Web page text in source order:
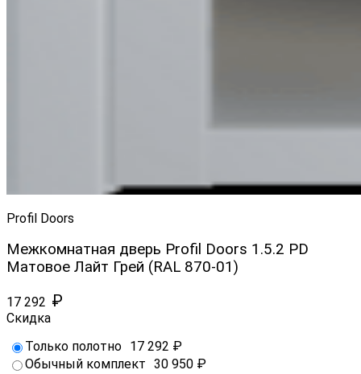
Profil Doors
Межкомнатная дверь Profil Doors 1.5.2 PD
Матовое Лайт Грей (RAL 870-01)
17 292 ₽
Скидка
Только полотно 17 292 ₽
Обычный комплект 30 950 ₽